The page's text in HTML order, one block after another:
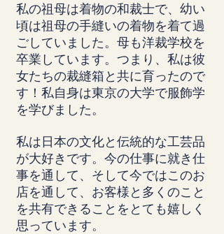
私の祖母は着物の和裁士で、幼い
頃は祖母の手縫いの着物を着て過
ごしていました。母も洋裁学校を
卒業しています。つまり、私は彼
女たちの裁縫箱と共に育ったので
す！私自身は東京の大学で服飾学
を学びました。
私は日本の文化と伝統的な工芸品
が大好きです。今の仕事に就き仕
事を通して、そして今ではこのお
店を通して、お客様と多くのこと
を共有できることをとても嬉しく
思っています。